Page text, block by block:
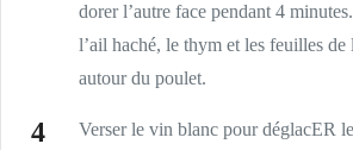
dorer l’autre face pendant 4
l’ail haché, le thym et les feuilles de
autour du poulet.
Verser le vin blanc pour déglacER